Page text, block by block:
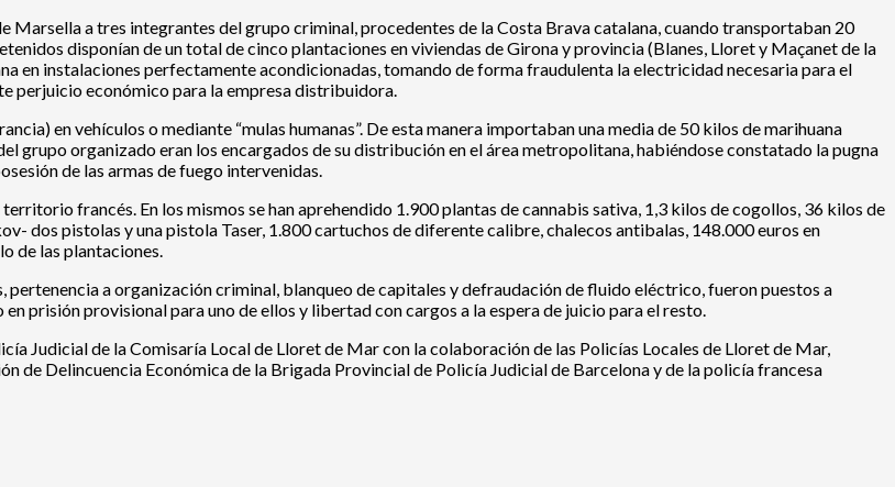
Marsella a tres integrantes del grupo criminal, procedentes de la Costa Brava catalana, cuando transportaban 20
disponían de un total de cinco plantaciones en viviendas de Girona y provincia (Blanes, Lloret y Maçanet de la
en instalaciones perfectamente acondicionadas, tomando de forma fraudulenta la electricidad necesaria para el
perjuicio económico para la empresa distribuidora.
en vehículos o mediante “mulas humanas”. De esta manera importaban una media de 50 kilos de marihuana
grupo organizado eran los encargados de su distribución en el área metropolitana, habiéndose constatado la pugna
de las armas de fuego intervenidas.
francés. En los mismos se han aprehendido 1.900 plantas de cannabis sativa, 1,3 kilos de cogollos, 36 kilos de
dos pistolas y una pistola Taser, 1.800 cartuchos de diferente calibre, chalecos antibalas, 148.000 euros en
de las plantaciones.
a organización criminal, blanqueo de capitales y defraudación de fluido eléctrico, fueron puestos a
prisión provisional para uno de ellos y libertad con cargos a la espera de juicio para el resto.
Judicial de la Comisaría Local de Lloret de Mar con la colaboración de las Policías Locales de Lloret de Mar,
de Delincuencia Económica de la Brigada Provincial de Policía Judicial de Barcelona y de la policía francesa